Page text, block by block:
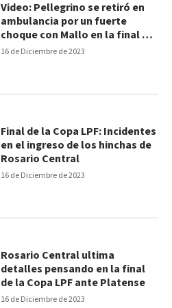
16 de Diciembre de 2023
Video: Pellegrino se retiró en
ambulancia por un fuerte
choque con Mallo en la final de
la Copa LPF
16 de Diciembre de 2023
Final de la Copa LPF: Incidentes
en el ingreso de los hinchas de
Rosario Central
16 de Diciembre de 2023
Rosario Central ultima
detalles pensando en la final
de la Copa LPF ante Platense